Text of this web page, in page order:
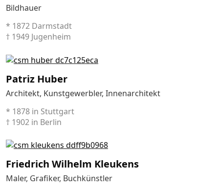
Bildhauer
* 1872 Darmstadt
† 1949 Jugenheim
Patriz Huber
Architekt, Kunstgewerbler, Innenarchitekt
* 1878 in Stuttgart
† 1902 in Berlin
Friedrich Wilhelm Kleukens
Maler, Grafiker, Buchkünstler